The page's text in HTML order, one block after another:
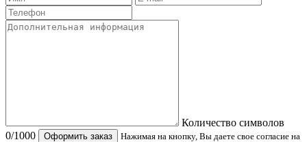
Количество символов
0/1000 Оформить заказ
Нажимая на кнопку, Вы даете свое согласие на